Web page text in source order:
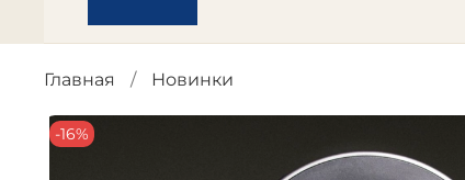
Главная Новинки
-16%